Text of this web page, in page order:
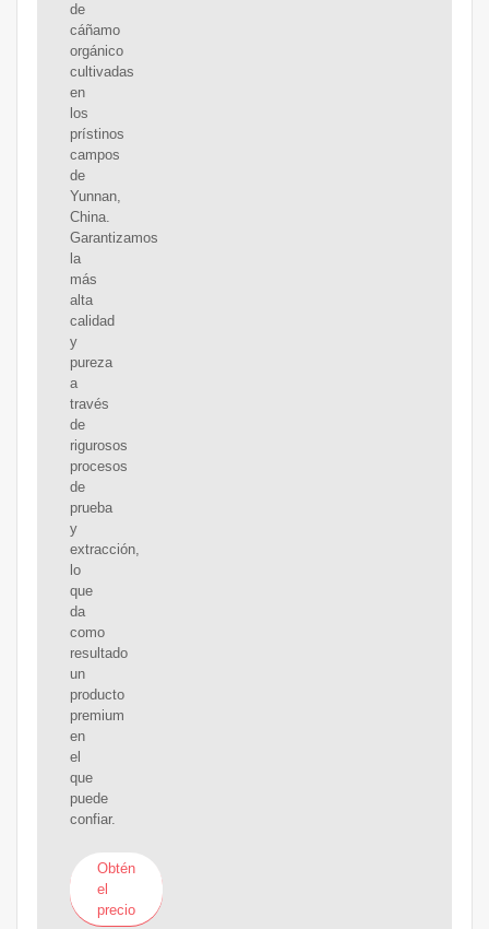
de
cáñamo
orgánico
cultivadas
en
los
prístinos
campos
de
Yunnan,
China.
Garantizamos
la
más
alta
calidad
y
pureza
a
través
de
rigurosos
procesos
de
prueba
y
extracción,
lo
que
da
como
resultado
un
producto
premium
en
el
que
puede
confiar.
Obtén
el
precio